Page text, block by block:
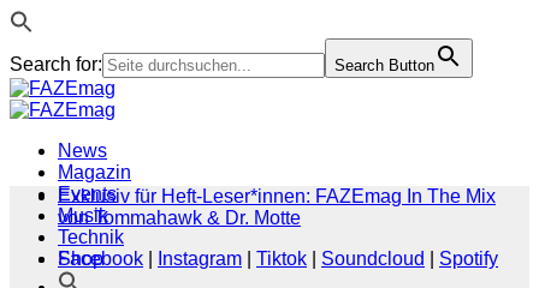
Search for: Search Button
Zum
Inhalt
News
Magazin
Events
Musik
Technik
Shop
Exklusiv für Heft-Leser*innen: FAZEmag In The Mix
von Tommahawk & Dr. Motte
Facebook
Instagram Tiktok Soundcloud
Spotify